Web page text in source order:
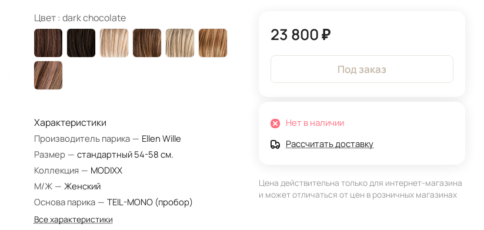
Цвет : dark chocolate
Характеристики
Производитель парика — Ellen Wille
Размер — стандартный 54-58 см.
Коллекция — MODIXX
М/Ж — Женский
Основа парика — TEIL-MONO (пробор)
Все характеристики
23 800 ₽
Под заказ
Нет в наличии
Рассчитать доставку
Цена действительна только для интернет-магазина
и может отличаться от цен в розничных магазинах